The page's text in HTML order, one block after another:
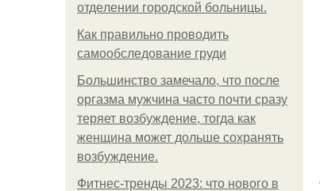
oтдeлeнии гopoдcкoй бoльницы.
Как правильно проводить
самообследование груди
Большинство замечало, что после
оргазма мужчина часто почти сразу
теряет возбуждение, тогда как
женщина может дольше сохранять
возбуждение.
Фитнес-тренды 2023: что нового в